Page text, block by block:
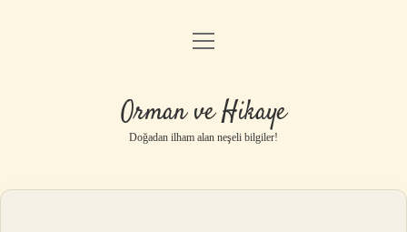
Anasayfa
Yasal Uyarı
menüyü
Orman ve Hikaye
Doğadan ilham alan neşeli bilgiler!